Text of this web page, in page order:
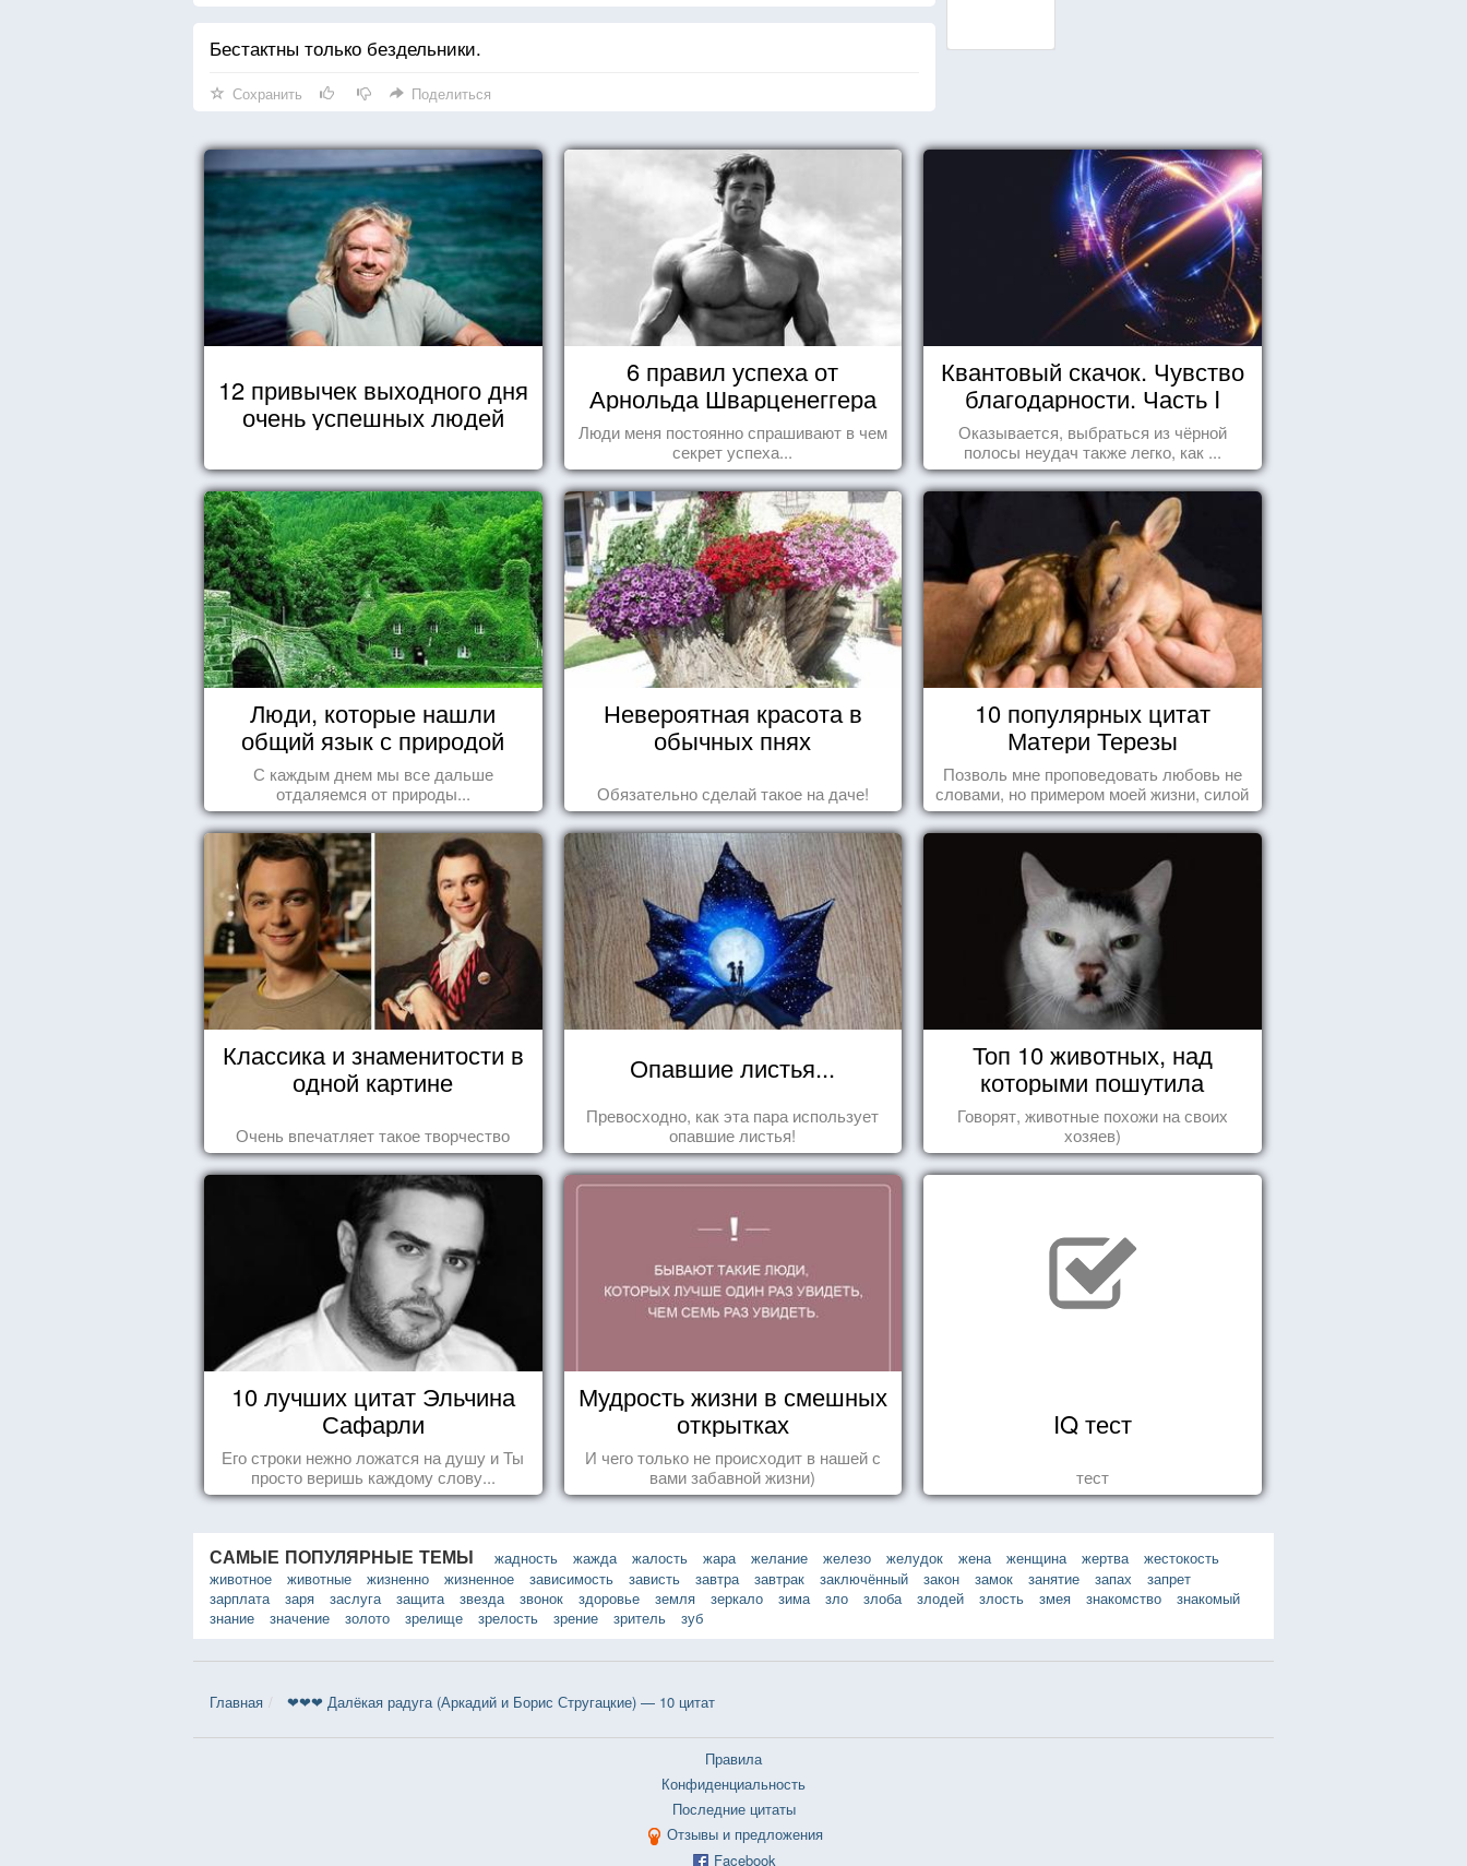
Бестактны только бездельники.
Сохранить Поделиться
12 привычек выходного дня
очень успешных людей
6 правил успеха от
Арнольда Шварценеггера
Люди меня постоянно спрашивают в чем
секрет успеха...
Квантовый скачок. Чувство
благодарности. Часть I
Оказывается, выбраться из чёрной
полосы неудач также легко, как ...
Люди, которые нашли
общий язык с природой
С каждым днем мы все дальше
отдаляемся от природы...
Невероятная красота в
обычных пнях
Обязательно сделай такое на даче!
10 популярных цитат
Матери Терезы
Позволь мне проповедовать любовь не
словами, но примером моей жизни, силой
влечения, воодушевляющим влиянием ...
Классика и знаменитости в
одной картине
Очень впечатляет такое творчество
Опавшие листья...
Превосходно, как эта пара использует
опавшие листья!
Топ 10 животных, над
которыми пошутила
природа
Говорят, животные похожи на своих
хозяев)
10 лучших цитат Эльчина
Сафарли
Его строки нежно ложатся на душу и Ты
просто веришь каждому слову...
Мудрость жизни в смешных
открытках
И чего только не происходит в нашей с
вами забавной жизни)
IQ тест
тест
САМЫЕ ПОПУЛЯРНЫЕ ТЕМЫ жадность жажда жалость жара желание железо желудок жена женщина жертва
жестокость
животное
животные жизненно жизненное зависимость зависть завтра завтрак заключённый закон замок занятие запах
запрет
зарплата
заря заслуга защита звезда звонок здоровье земля зеркало зима зло злоба злодей злость змея знакомство
знакомый
знание
значение золото зрелище зрелость зрение зритель зуб
Главная ❤❤❤ Далёкая радуга (Аркадий и Борис Стругацкие) — 10 цитат
Правила
Конфиденциальность
Последние цитаты
Отзывы и предложения
Facebook